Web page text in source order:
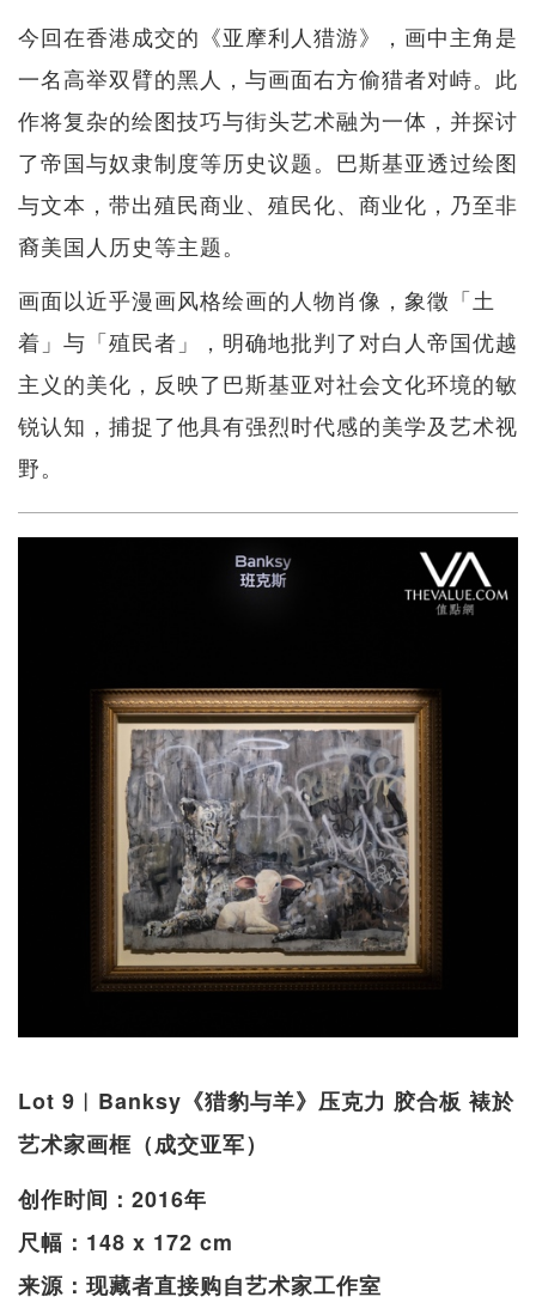
今回在香港成交的《亚摩利人猎游》，画中主角是
一名高举双臂的黑人，与画面右方偷猎者对峙。此
作将复杂的绘图技巧与街头艺术融为一体，并探讨
了帝国与奴隶制度等历史议题。巴斯基亚透过绘图
与文本，带出殖民商业、殖民化、商业化，乃至非
裔美国人历史等主题。
画面以近乎漫画风格绘画的人物肖像，象徵「土
着」与「殖民者」，明确地批判了对白人帝国优越
主义的美化，反映了巴斯基亚对社会文化环境的敏
锐认知，捕捉了他具有强烈时代感的美学及艺术视
野。
Lot 9︱Banksy《猎豹与羊》压克力 胶合板 裱於
艺术家画框（成交亚军）
创作时间：2016年
尺幅：148 x 172 cm
来源：现藏者直接购自艺术家工作室